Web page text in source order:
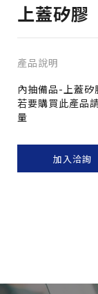
上蓋矽膠
產品說明
內抽備品-上蓋矽
若要購買此產品
量
加入洽詢